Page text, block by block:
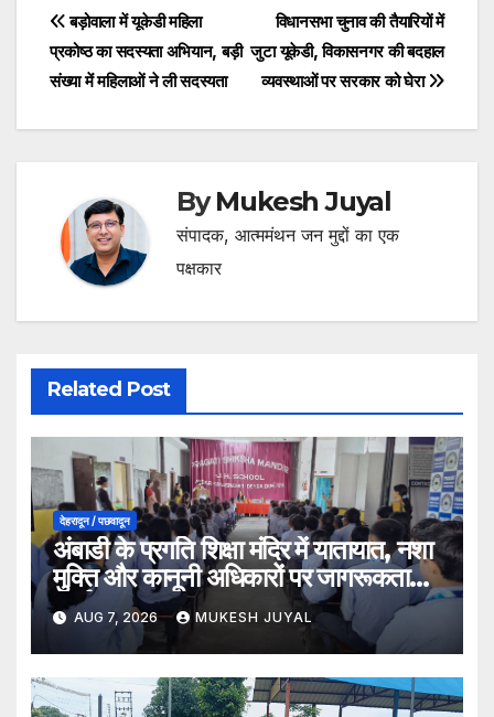
Post
navigation
विधानसभा चुनाव की तैयारियों में
जुटा यूकेडी, विकासनगर की बदहाल
व्यवस्थाओं पर सरकार को घेरा
बड़ोवाला में यूकेडी महिला
प्रकोष्ठ का सदस्यता अभियान, बड़ी
संख्या में महिलाओं ने ली सदस्यता
ByMukesh Juyal
संपादक, आत्ममंथन जन मुद्दों का एक
पक्षकार
Related Post
देहरादून / पछवादून
अंबाडी के प्रगति शिक्षा मंदिर में यातायात, नशा
मुक्ति और कानूनी अधिकारों पर जागरूकता
कार्यक्रम
AUG 7, 2026 MUKESH JUYAL